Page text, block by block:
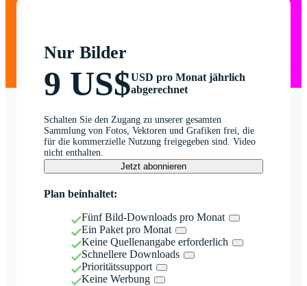
Nur Bilder
9 US$USD pro Monat jährlich
abgerechnet
Schalten Sie den Zugang zu unserer gesamten
Sammlung von Fotos, Vektoren und Grafiken frei, die
für die kommerzielle Nutzung freigegeben sind. Video
nicht enthalten.
Jetzt abonnieren
Plan beinhaltet:
Fünf Bild-Downloads pro Monat
Ein Paket pro Monat
Keine Quellenangabe erforderlich
Schnellere Downloads
Prioritätssupport
Keine Werbung